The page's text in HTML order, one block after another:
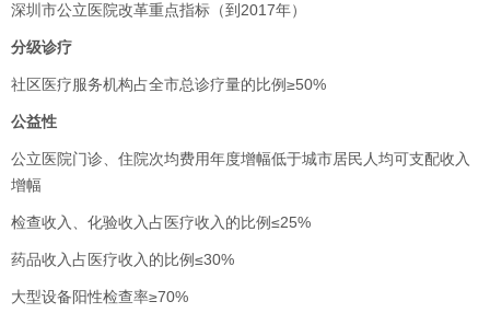
深圳市公立医院改革重点指标（到2017年）
分级诊疗
社区医疗服务机构占全市总诊疗量的比例≥50%
公益性
公立医院门诊、住院次均费用年度增幅低于城市居民人均可支配收入
增幅
检查收入、化验收入占医疗收入的比例≤25%
药品收入占医疗收入的比例≤30%
大型设备阳性检查率≥70%